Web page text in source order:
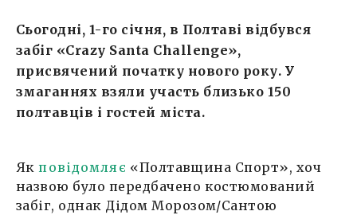
Сьогодні, 1-го січня, в Полтаві відбувся
забіг «Crazy Santa Challenge»,
присвячений початку нового року. У
змаганнях взяли участь близько 150
полтавців і гостей міста.
Якповідомляє «Полтавщина Спорт», хоч
назвою було передбачено костюмований
забіг, однак Дідом Морозом/Сантою